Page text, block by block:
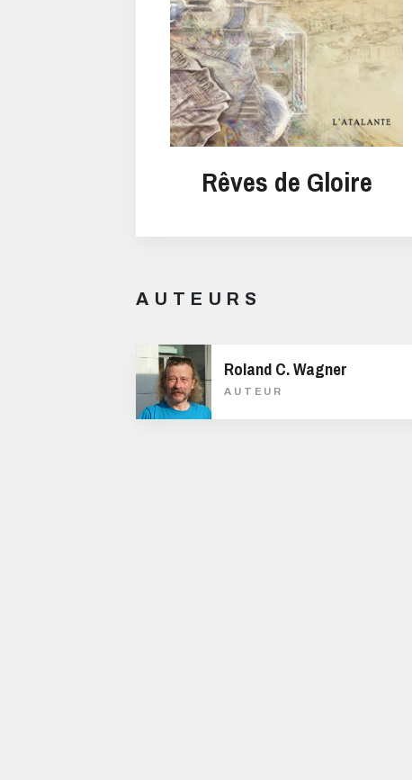
Rêves de Gloire
AUTEURS
Roland C. Wagner
AUTEUR